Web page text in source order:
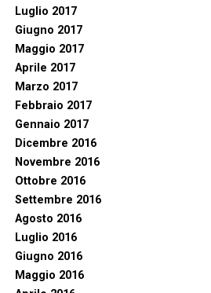
Luglio 2017
Giugno 2017
Maggio 2017
Aprile 2017
Marzo 2017
Febbraio 2017
Gennaio 2017
Dicembre 2016
Novembre 2016
Ottobre 2016
Settembre 2016
Agosto 2016
Luglio 2016
Giugno 2016
Maggio 2016